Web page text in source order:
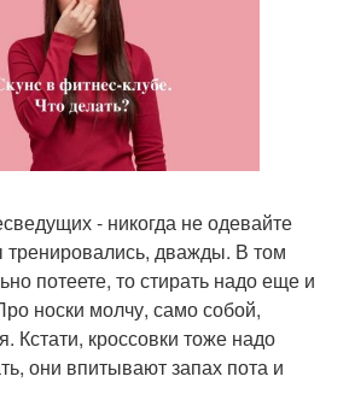
- никогда не одевайте
тренировались, дважды. В том
потеете, то стирать надо еще и
носки молчу, само собой,
Кстати, кроссовки тоже надо
они впитывают запах пота и